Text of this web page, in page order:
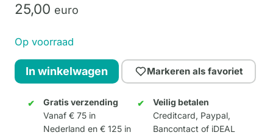
25,00 euro
Op voorraad
Cowrreron
(medium-
resin)
aantal
In winkelwagen Markeren als favoriet
Gratis verzending
Vanaf € 75 in
Nederland en € 125 in
Veilig betalen
Creditcard, Paypal,
Bancontact of iDEAL